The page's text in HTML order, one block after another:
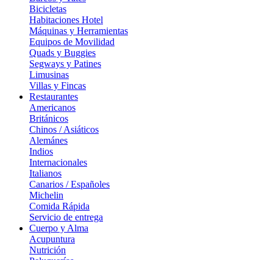
Bicicletas
Habitaciones Hotel
Máquinas y Herramientas
Equipos de Movilidad
Quads y Buggies
Segways y Patines
Limusinas
Villas y Fincas
Restaurantes
Americanos
Británicos
Chinos / Asiáticos
Alemánes
Indios
Internacionales
Italianos
Canarios / Españoles
Michelin
Comida Rápida
Servicio de entrega
Cuerpo y Alma
Acupuntura
Nutrición